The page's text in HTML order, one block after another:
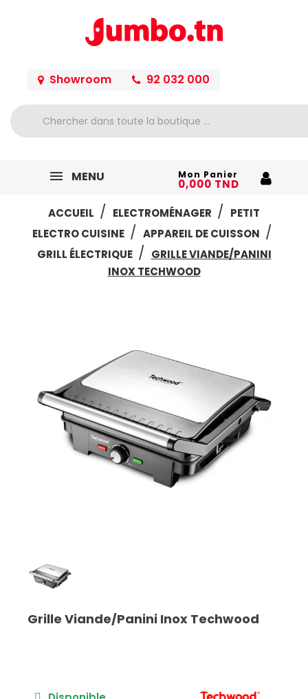
Showroom 92 032 000
MENU Mon Panier
0,000 TND
ACCUEIL
ELECTROMÉNAGER
PETIT
ELECTRO CUISINE
APPAREIL DE CUISSON
GRILL ÉLECTRIQUE
GRILLE VIANDE/PANINI
INOX TECHWOOD
Grille Viande/Panini Inox Techwood